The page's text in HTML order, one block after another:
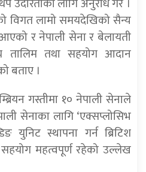
विगत लामो समयदेखिको सैन्य
र नेपाली सेना र बेलायती
तालिम तथा सहयोग आदान
बताए ।
गस्तीमा १० नेपाली सेनाले
सेनाका लागि ‘एक्सप्लोसिभ
युनिट स्थापना गर्न ब्रिटिश
महत्वपूर्ण रहेको उल्लेख